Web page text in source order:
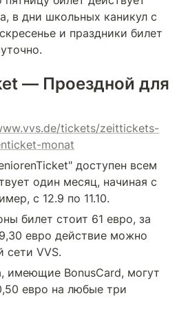
в дни школьных каникул с
и праздники билет
— Проездной для
tickets/zeittickets-
monat
доступен всем
один месяц, начиная с
с 12.9 по 11.10.
билет стоит 61 евро, за
евро действие можно
сети VVS.
имеющие BonusCard, могут
евро на любые три